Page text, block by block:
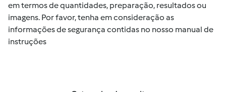
em termos de quantidades, preparação, resultados ou
imagens. Por favor, tenha em consideração as
informações de segurança contidas no nosso manual de
instruções